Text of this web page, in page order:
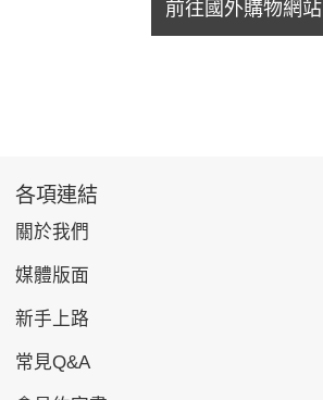
前往國外購物網站
各項連結
關於我們
媒體版面
新手上路
常見Q&A